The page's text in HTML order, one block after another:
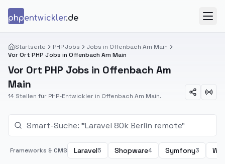
phpentwickler.de
Startseite PHP Jobs
Jobs in Offenbach Am Main
Vor Ort PHP Jobs in Offenbach Am Main
Vor Ort PHP Jobs in Offenbach Am
Main
14 Stellen für PHP-Entwickler in Offenbach Am Main.
Frameworks & CMS Laravel5 Shopware4 Symfony3